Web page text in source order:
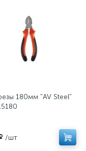
180мм "AV Steel"
/шт